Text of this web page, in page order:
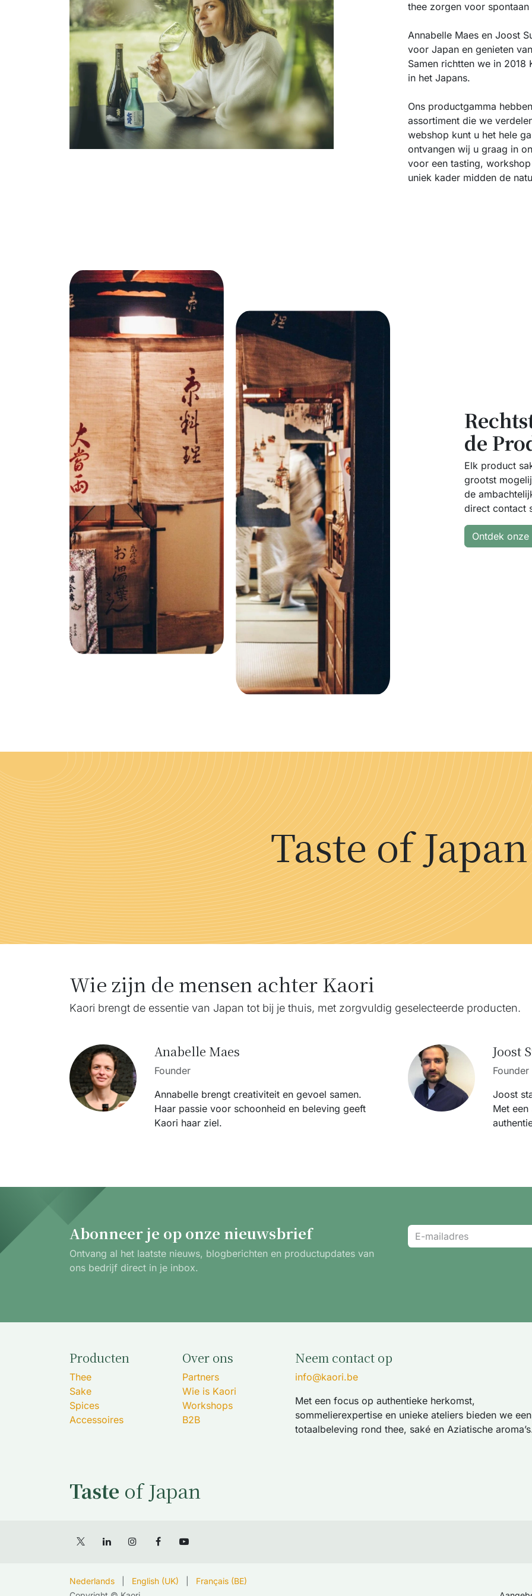
thee zorgen voor spontaan
Annabelle Maes en Joost
voor Japan en genieten
Samen richtten we in 2018
in het Japans.
Ons productgamma
assortiment die we
webshop kunt u het hele
ontvangen wij u graag in
voor een tasting,
uniek kader midden de
de
Elk product
grootst
de
direct contact
Ontdek
Taste of Japan
Wie zijn de mensen achter Kaori
Kaori brengt de essentie van Japan tot bij je thuis, met zorgvuldig geselecteerde producten.
Anabelle Maes
Founder
Annabelle brengt creativiteit en gevoel samen.
Haar passie voor schoonheid en beleving geeft
Kaori haar ziel.
Joost
Founder
Joost
Met
Abonneer je op onze nieuwsbrief
Ontvang al het laatste nieuws, blogberichten en productupdates van
ons bedrijf direct in je inbox.
Producten
Thee
Sake
Spices
Accessoires
Over ons
Partners
Wie is Kaori
Workshops
B2B
Neem contact op
info@kaori.be
Met een focus op authentieke herkomst,
sommelierexpertise en unieke ateliers bieden we een
totaalbeleving rond thee, saké en Aziatische
Taste of Japan
Nederlands English (UK)
Français (BE)